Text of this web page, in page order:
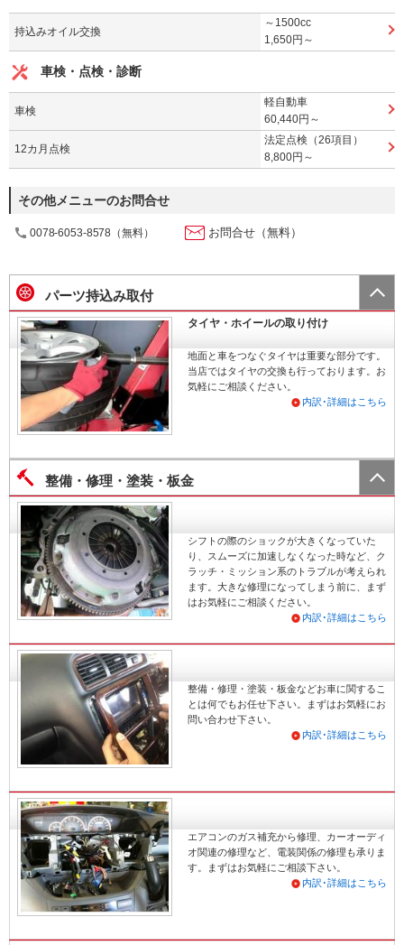
持込みオイル交換
～1500cc
1,650円～
車検・点検・診断
車検
軽自動車
60,440円～
12カ月点検
法定点検（26項目）
8,800円～
その他メニューのお問合せ
0078-6053-8578（無料） お問合せ（無料）
パーツ持込み取付
タイヤ・ホイールの取り付け
地面と車をつなぐタイヤは重要な部分です。
当店ではタイヤの交換も行っております。お
気軽にご相談ください。
内訳･詳細はこちら
整備・修理・塗装・板金
シフトの際のショックが大きくなっていた
り、スムーズに加速しなくなった時など、ク
ラッチ・ミッション系のトラブルが考えられ
ます。大きな修理になってしまう前に、まず
はお気軽にご相談ください。
内訳･詳細はこちら
整備・修理・塗装・板金などお車に関するこ
とは何でもお任せ下さい。まずはお気軽にお
問い合わせ下さい。
内訳･詳細はこちら
エアコンのガス補充から修理、カーオーディ
オ関連の修理など、電装関係の修理も承りま
す。まずはお気軽にご相談下さい。
内訳･詳細はこちら